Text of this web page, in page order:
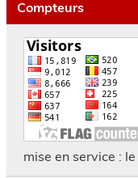
Compteurs
mise en service :